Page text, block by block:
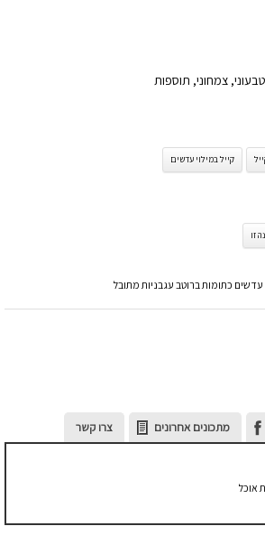
טבעוני, צמחוני, תוספות
קייל במילוי עדשים
עדשים כתומות ברוטב עגבניות מתובל
מתכונים אחרונים צרו קשר
אוכל